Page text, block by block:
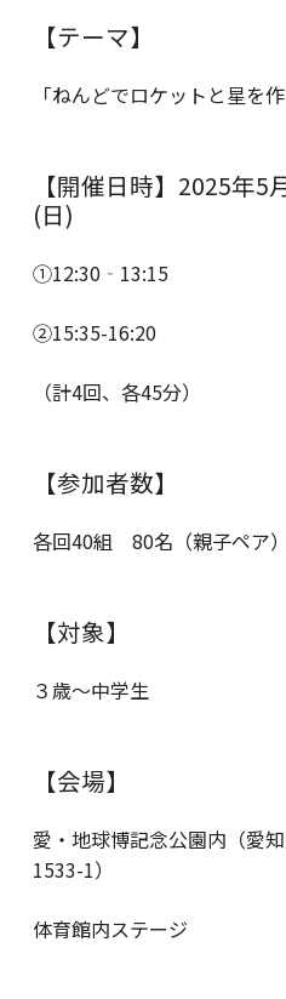
【テーマ】
「ねんどでロケットと星を
【開催日時】2025年5
(日)
①12:30‐13:15
②15:35-16:20
（計4回、各45分）
【参加者数】
各回40組 80名（親子ペア）
【対象】
３歳～中学生
【会場】
愛・地球博記念公園内（愛
1533-1）
体育館内ステージ